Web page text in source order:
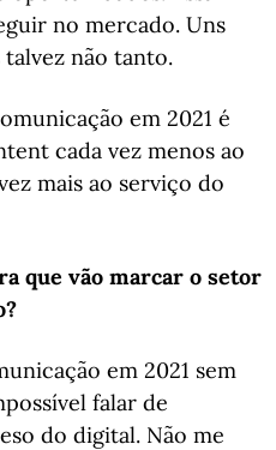
no mercado. Uns
não tanto.
em 2021 é
cada vez menos ao
mais ao serviço do
que vão marcar o setor
em 2021 sem
falar de
do digital. Não me